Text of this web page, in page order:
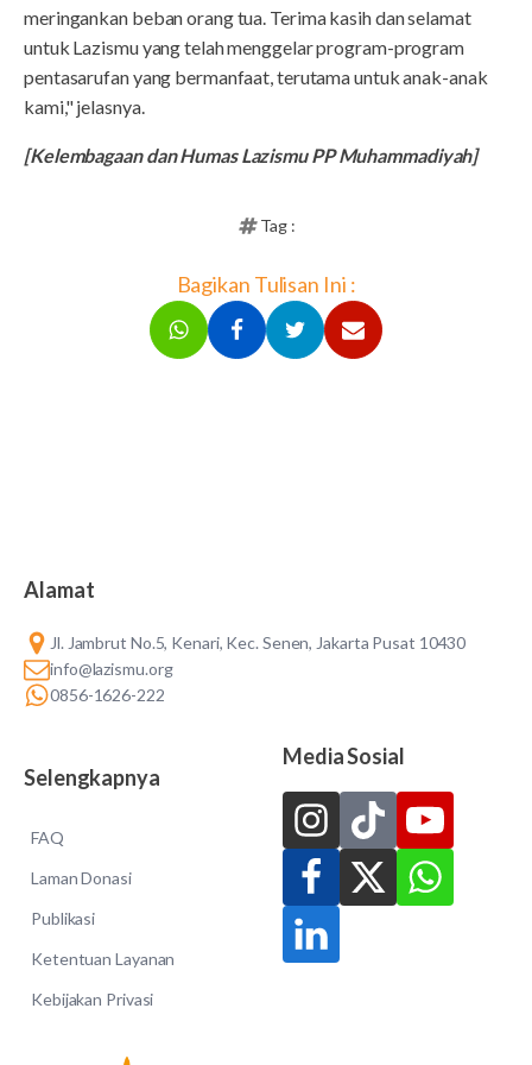
meringankan beban orang tua. Terima kasih dan selamat
untuk Lazismu yang telah menggelar program-program
pentasarufan yang bermanfaat, terutama untuk anak-anak
kami," jelasnya.
[Kelembagaan dan Humas Lazismu PP Muhammadiyah]
Tag :
Bagikan Tulisan Ini :
Alamat
Jl. Jambrut No.5, Kenari, Kec. Senen, Jakarta Pusat 10430
info@lazismu.org
0856-1626-222
Selengkapnya
FAQ
Laman Donasi
Publikasi
Ketentuan Layanan
Kebijakan Privasi
Media Sosial